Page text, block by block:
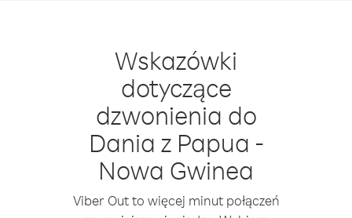
Wskazówki
dotyczące
dzwonienia do
Dania z Papua -
Nowa Gwinea
Viber Out to więcej minut połączeń